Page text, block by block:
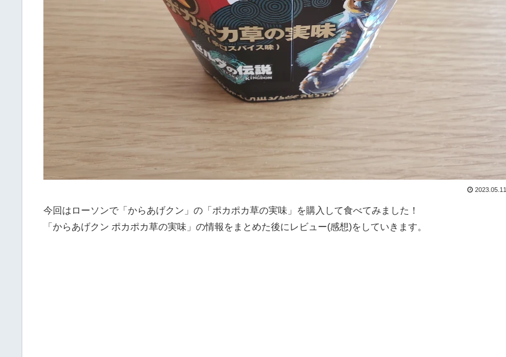
2023.05.11
今回はローソンで「からあげクン」の「ポカポカ草の実味」を購入して食べてみました！
「からあげクン ポカポカ草の実味」の情報をまとめた後にレビュー(感想)をしていきます。